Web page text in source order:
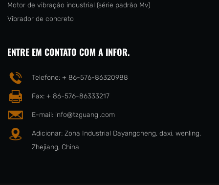
Motor de vibração industrial (série padrão Mv)
Vibrador de concreto
ENTRE EM CONTATO COM A INFOR.
Telefone: + 86-576-86320988
Fax: + 86-576-86333217
E-mail: info@tzguangl.com
Adicionar: Zona Industrial Dayangcheng, daxi, wenling,
Zhejiang, China